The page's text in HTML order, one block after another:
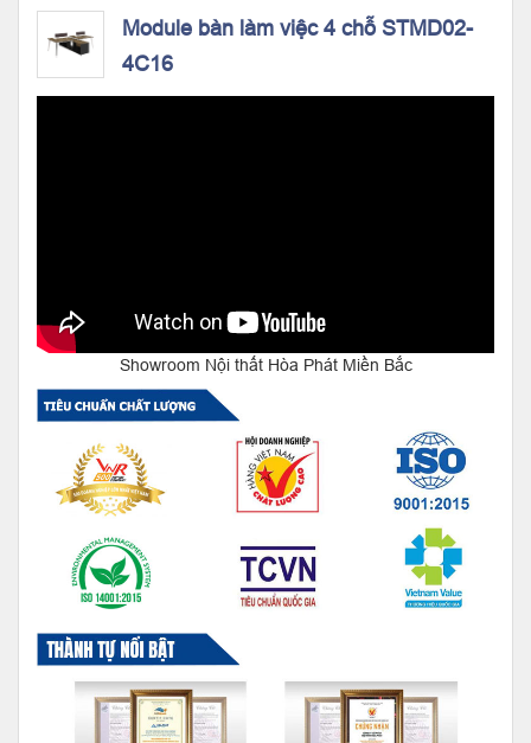
Module bàn làm việc 4 chỗ STMD02-
4C16
Showroom Nội thất Hòa Phát Miền Bắc